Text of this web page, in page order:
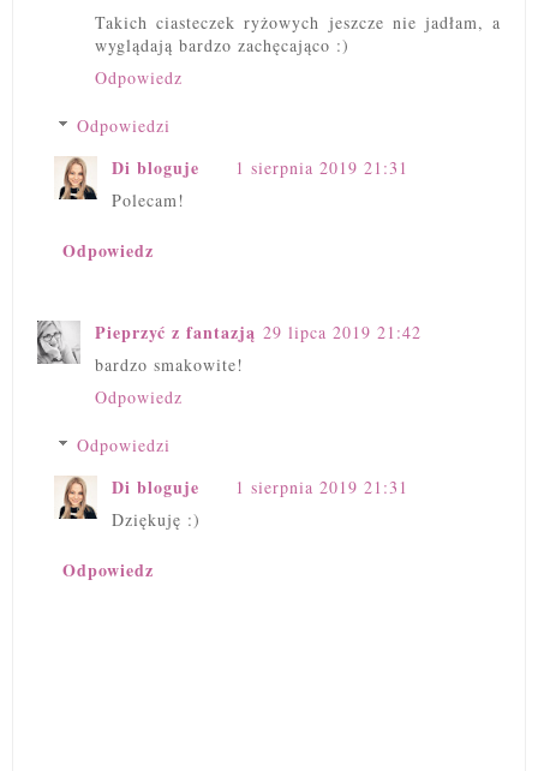
Takich ciasteczek ryżowych jeszcze nie jadłam, a
wyglądają bardzo zachęcająco :)
Odpowiedz
Odpowiedzi
Di bloguje
1 sierpnia 2019 21:31
Polecam!
Odpowiedz
Pieprzyć z fantazją 29 lipca 2019 21:42
bardzo smakowite!
Odpowiedz
Odpowiedzi
Di bloguje
1 sierpnia 2019 21:31
Dziękuję :)
Odpowiedz